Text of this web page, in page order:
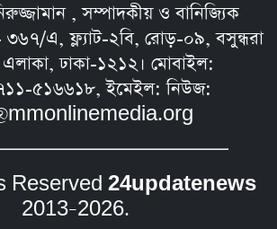
, সম্পাদকীয় ও বানিজ্যিক
৩৬৭/এ, ফ্ল্যাট-২বি, রোড়-০৯, বসুন্ধরা
ঢাকা-১২১২। মোবাইল:
৫১৬৬১৮, ইমেইল: নিউজ:
Reserved 24updatenews
2013–2026.